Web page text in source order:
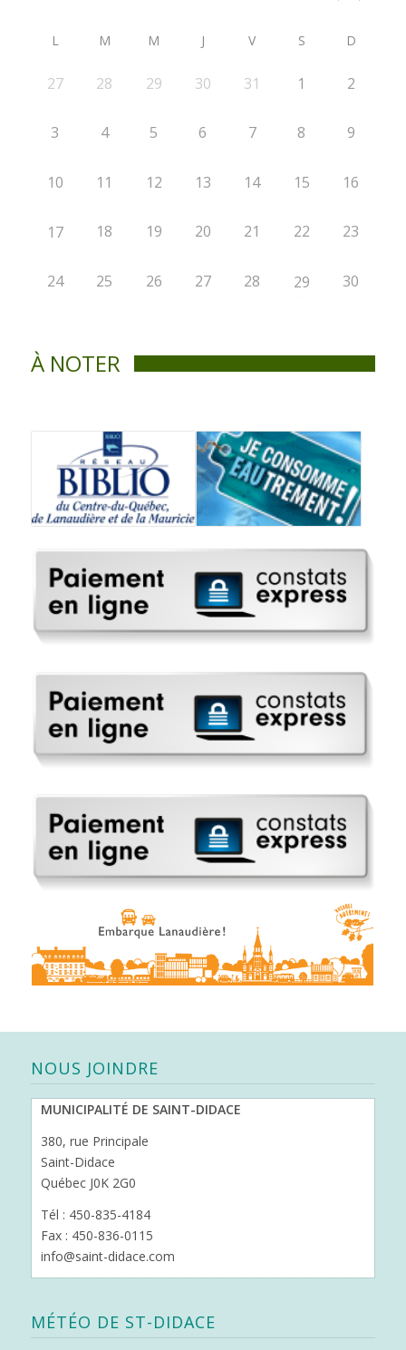
L M M J V S D
27 28 29 30 31 1 2
3 4 5 6 7 8 9
10 11 12 13 14 15 16
17 18 19 20 21 22 23
24 25 26 27 28 29 30
À NOTER
NOUS JOINDRE
MUNICIPALITÉ DE SAINT-DIDACE
380, rue Principale
Saint-Didace
Québec J0K 2G0
Tél : 450-835-4184
Fax : 450-836-0115
info@saint-didace.com
MÉTÉO DE ST-DIDACE